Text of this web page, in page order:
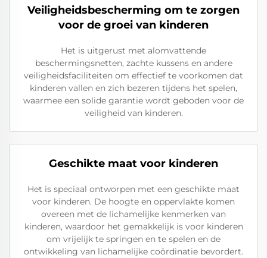
Veiligheidsbescherming om te zorgen
voor de groei van kinderen
Het is uitgerust met alomvattende
beschermingsnetten, zachte kussens en andere
veiligheidsfaciliteiten om effectief te voorkomen dat
kinderen vallen en zich bezeren tijdens het spelen,
waarmee een solide garantie wordt geboden voor de
veiligheid van kinderen.
Geschikte maat voor kinderen
Het is speciaal ontworpen met een geschikte maat
voor kinderen. De hoogte en oppervlakte komen
overeen met de lichamelijke kenmerken van
kinderen, waardoor het gemakkelijk is voor kinderen
om vrijelijk te springen en te spelen en de
ontwikkeling van lichamelijke coördinatie bevordert.